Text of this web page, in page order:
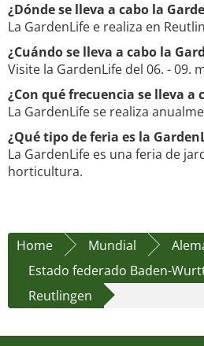
¿Dónde se lleva a cabo la
La GardenLife e realiza en
¿Cuándo se lleva a cabo la
Visite la GardenLife del 06. - 09.
¿Con qué frecuencia se lleva a
La GardenLife se realiza
¿Qué tipo de feria es la
La GardenLife es una feria de
horticultura.
Home Mundial
Estado federado Baden-
Reutlingen